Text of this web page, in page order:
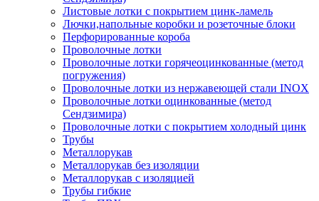
Листовые лотки с покрытием цинк-ламель
Лючки,напольные коробки и розеточные блоки
Перфорированные короба
Проволочные лотки
Проволочные лотки горячеоцинкованные (метод
погружения)
Проволочные лотки из нержавеющей стали INOX
Проволочные лотки оцинкованные (метод
Сендзимира)
Проволочные лотки с покрытием холодный цинк
Трубы
Металлорукав
Металлорукав без изоляции
Металлорукав с изоляцией
Трубы гибкие